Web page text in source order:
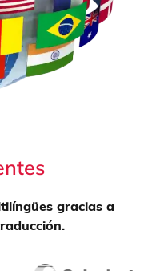
gracias a